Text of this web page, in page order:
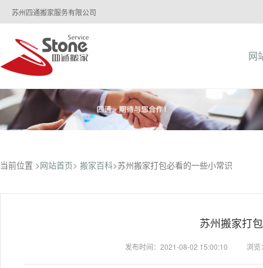
苏州四通搬家服务有限公司
网
当前位置 >网站首页> 搬家百科>苏州搬家打包必看的一些小常识
苏州搬家打
发布时间：2021-08-02 15:00:10 浏